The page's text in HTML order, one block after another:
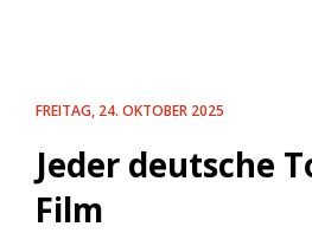
FREITAG, 24. OKTOBER 2025
Jeder deutsche
Film